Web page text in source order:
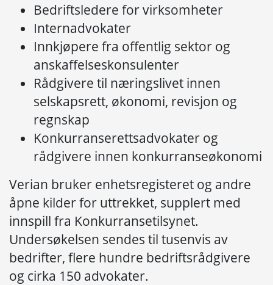
Bedriftsledere for virksomheter
Internadvokater
Innkjøpere fra offentlig sektor og
anskaffelseskonsulenter
Rådgivere til næringslivet innen
selskapsrett, økonomi, revisjon og
regnskap
Konkurranserettsadvokater og
rådgivere innen konkurranseøkonomi
Verian bruker enhetsregisteret og andre
åpne kilder for uttrekket, supplert med
innspill fra Konkurransetilsynet.
Undersøkelsen sendes til tusenvis av
bedrifter, flere hundre bedriftsrådgivere
og cirka 150 advokater.